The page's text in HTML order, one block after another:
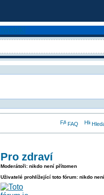
FAQ
Pro zdraví
Moderátoři: nikdo není přítomen
Uživatelé prohlížející toto fórum: nikdo